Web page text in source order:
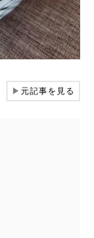
▶元記事を見る